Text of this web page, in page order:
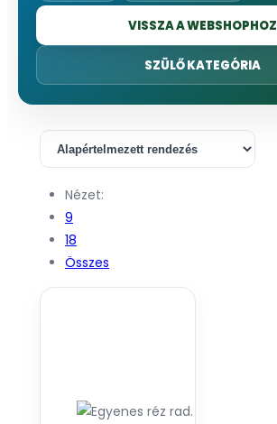
VISSZA A WEBSHOPHOZ
SZÜLŐ KATEGÓRIA
Nézet:
9
18
Összes